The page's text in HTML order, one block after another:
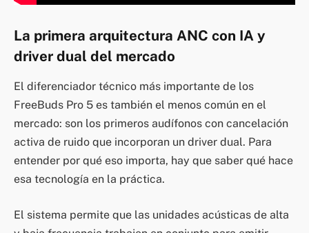
La primera arquitectura ANC con IA y
driver dual del mercado
El diferenciador técnico más importante de los
FreeBuds Pro 5 es también el menos común en el
mercado: son los primeros audífonos con cancelación
activa de ruido que incorporan un driver dual. Para
entender por qué eso importa, hay que saber qué hace
esa tecnología en la práctica.
El sistema permite que las unidades acústicas de alta